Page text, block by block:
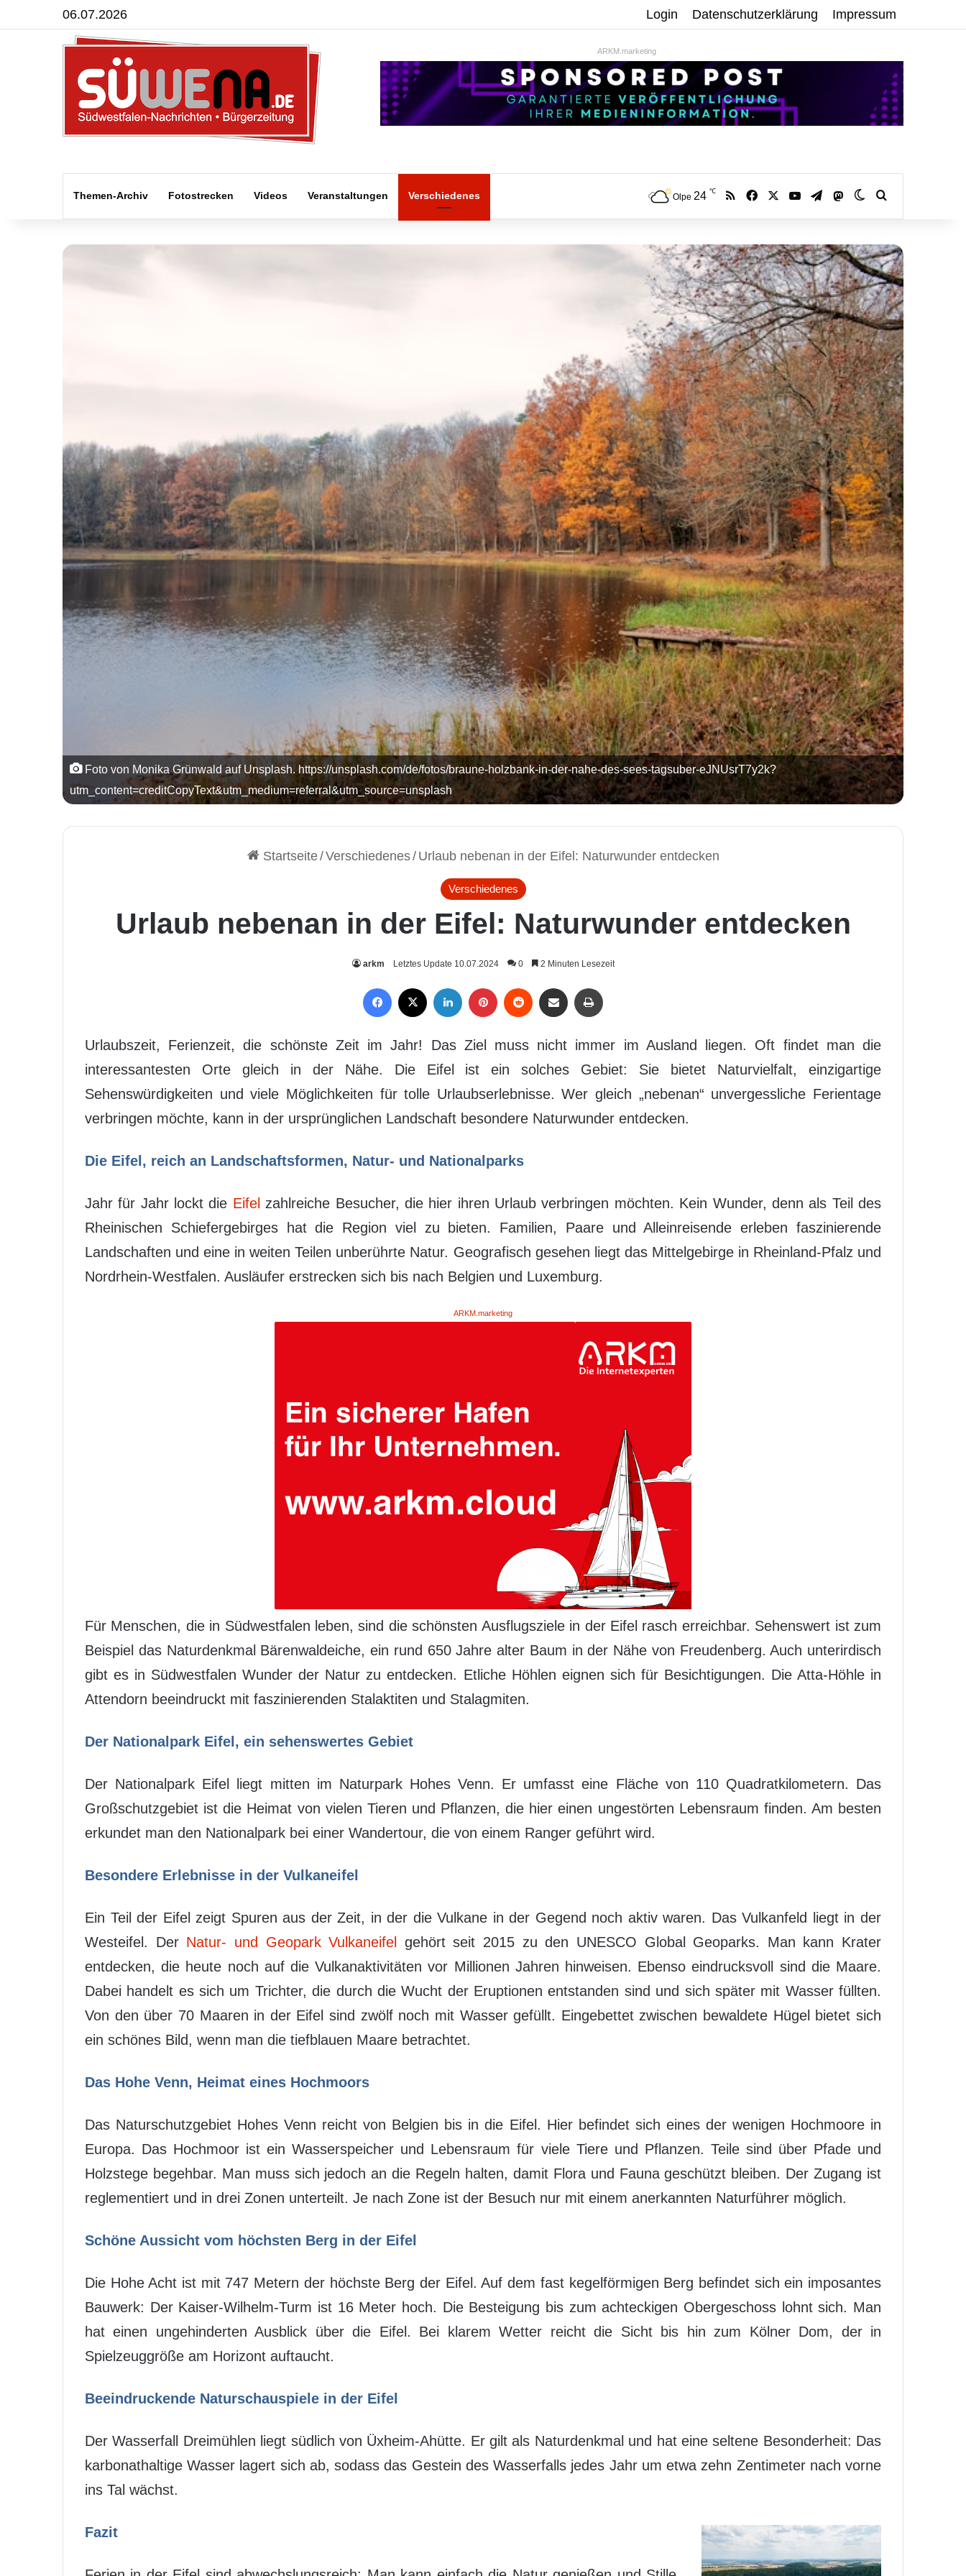
06.07.2026 Login Datenschutzerklärung Impressum
ARKM.marketing
Themen-Archiv Fotostrecken Videos Veranstaltungen Verschiedenes Olpe 24 ℃ RSS Facebook YouTubeTelegramMastodonSkin umschalten
Foto von Monika Grünwald auf Unsplash. https://unsplash.com/de/fotos/braune-holzbank-in-der-nahe-des-sees-tagsuber-eJNUsrT7y2k?
utm_content=creditCopyText&utm_medium=referral&utm_source=unsplash
Startseite/Verschiedenes/ Urlaub nebenan in der Eifel: Naturwunder entdecken
Verschiedenes
Urlaub nebenan in der Eifel: Naturwunder entdecken
arkm Letztes Update 10.07.2024 0 2 Minuten Lesezeit
Urlaubszeit, Ferienzeit, die schönste Zeit im Jahr! Das Ziel muss nicht immer im Ausland liegen. Oft findet man die
interessantesten Orte gleich in der Nähe. Die Eifel ist ein solches Gebiet: Sie bietet Naturvielfalt, einzigartige
Sehenswürdigkeiten und viele Möglichkeiten für tolle Urlaubserlebnisse. Wer gleich „nebenan“ unvergessliche Ferientage
verbringen möchte, kann in der ursprünglichen Landschaft besondere Naturwunder entdecken.
Die Eifel, reich an Landschaftsformen, Natur- und Nationalparks
Jahr für Jahr lockt die Eifel zahlreiche Besucher, die hier ihren Urlaub verbringen möchten. Kein Wunder, denn als Teil des
Rheinischen Schiefergebirges hat die Region viel zu bieten. Familien, Paare und Alleinreisende erleben faszinierende
Landschaften und eine in weiten Teilen unberührte Natur. Geografisch gesehen liegt das Mittelgebirge in Rheinland-Pfalz und
Nordrhein-Westfalen. Ausläufer erstrecken sich bis nach Belgien und Luxemburg.
ARKM.marketing
Für Menschen, die in Südwestfalen leben, sind die schönsten Ausflugsziele in der Eifel rasch erreichbar. Sehenswert ist zum
Beispiel das Naturdenkmal Bärenwaldeiche, ein rund 650 Jahre alter Baum in der Nähe von Freudenberg. Auch unterirdisch
gibt es in Südwestfalen Wunder der Natur zu entdecken. Etliche Höhlen eignen sich für Besichtigungen. Die Atta-Höhle in
Attendorn beeindruckt mit faszinierenden Stalaktiten und Stalagmiten.
Der Nationalpark Eifel, ein sehenswertes Gebiet
Der Nationalpark Eifel liegt mitten im Naturpark Hohes Venn. Er umfasst eine Fläche von 110 Quadratkilometern. Das
Großschutzgebiet ist die Heimat von vielen Tieren und Pflanzen, die hier einen ungestörten Lebensraum finden. Am besten
erkundet man den Nationalpark bei einer Wandertour, die von einem Ranger geführt wird.
Besondere Erlebnisse in der Vulkaneifel
Ein Teil der Eifel zeigt Spuren aus der Zeit, in der die Vulkane in der Gegend noch aktiv waren. Das Vulkanfeld liegt in der
Westeifel. Der Natur- und Geopark Vulkaneifel
gehört seit 2015 zu den UNESCO Global Geoparks. Man kann Krater
entdecken, die heute noch auf die Vulkanaktivitäten vor Millionen Jahren hinweisen. Ebenso eindrucksvoll sind die Maare.
Dabei handelt es sich um Trichter, die durch die Wucht der Eruptionen entstanden sind und sich später mit Wasser füllten.
Von den über 70 Maaren in der Eifel sind zwölf noch mit Wasser gefüllt. Eingebettet zwischen bewaldete Hügel bietet sich
ein schönes Bild, wenn man die tiefblauen Maare betrachtet.
Das Hohe Venn, Heimat eines Hochmoors
Das Naturschutzgebiet Hohes Venn reicht von Belgien bis in die Eifel. Hier befindet sich eines der wenigen Hochmoore in
Europa. Das Hochmoor ist ein Wasserspeicher und Lebensraum für viele Tiere und Pflanzen. Teile sind über Pfade und
Holzstege begehbar. Man muss sich jedoch an die Regeln halten, damit Flora und Fauna geschützt bleiben. Der Zugang ist
reglementiert und in drei Zonen unterteilt. Je nach Zone ist der Besuch nur mit einem anerkannten Naturführer möglich.
Schöne Aussicht vom höchsten Berg in der Eifel
Die Hohe Acht ist mit 747 Metern der höchste Berg der Eifel. Auf dem fast kegelförmigen Berg befindet sich ein imposantes
Bauwerk: Der Kaiser-Wilhelm-Turm ist 16 Meter hoch. Die Besteigung bis zum achteckigen Obergeschoss lohnt sich. Man
hat einen ungehinderten Ausblick über die Eifel. Bei klarem Wetter reicht die Sicht bis hin zum Kölner Dom, der in
Spielzeuggröße am Horizont auftaucht.
Beeindruckende Naturschauspiele in der Eifel
Der Wasserfall Dreimühlen liegt südlich von Üxheim-Ahütte. Er gilt als Naturdenkmal und hat eine seltene Besonderheit: Das
karbonathaltige Wasser lagert sich ab, sodass das Gestein des Wasserfalls jedes Jahr um etwa zehn Zentimeter nach vorne
ins Tal wächst.
Fazit